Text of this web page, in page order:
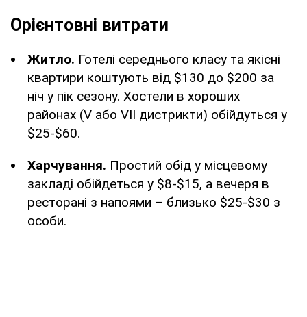
Орієнтовні витрати
Житло. Готелі середнього класу та якісні
квартири коштують від $130 до $200 за
ніч у пік сезону. Хостели в хороших
районах (V або VII дистрикти) обійдуться у
$25-$60.
Харчування. Простий обід у місцевому
закладі обійдеться у $8-$15, а вечеря в
ресторані з напоями – близько $25-$30 з
особи.